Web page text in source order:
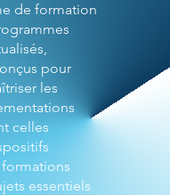
de formation
pour
les
celles
essentiels